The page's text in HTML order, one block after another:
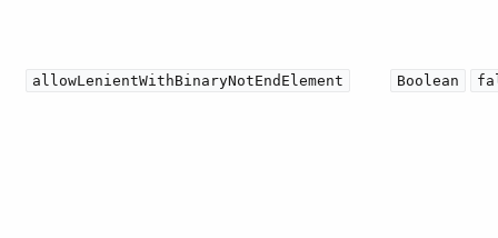
allowLenientWithBinaryNotEndElement Boolean